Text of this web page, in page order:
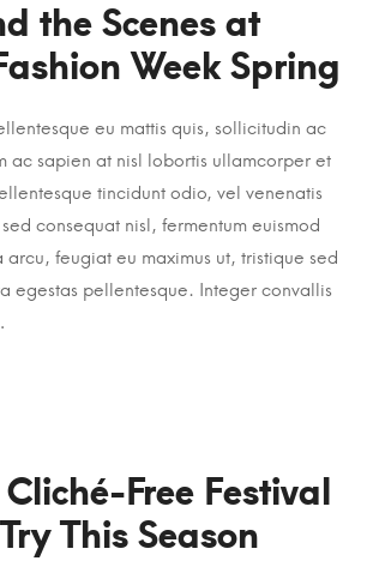
the Scenes at
Week Spring
eu mattis quis, sollicitudin ac
ac sapien at nisl lobortis ullamcorper et
tincidunt odio, vel venenatis
consequat nisl, fermentum euismod
arcu, feugiat eu maximus ut, tristique sed
egestas pellentesque. Integer convallis
Free Festival
This Season